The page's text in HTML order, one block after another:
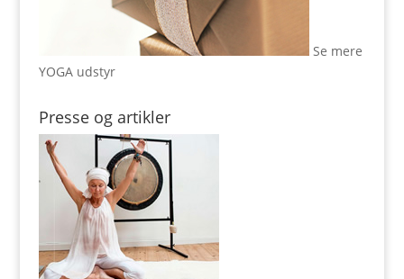
Se mere
YOGA udstyr
Presse og artikler